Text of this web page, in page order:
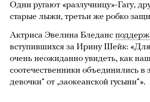
Одни ругают «разлучницу»-Гагу,
старые лыжи, третьи же робко
Актриса Эвелина Бледанс
вступившихся за Ирину Шейк:
очень неожиданно увидеть, как
соотечественники объединились в
девочки“ от „заокеанской гусыни“».